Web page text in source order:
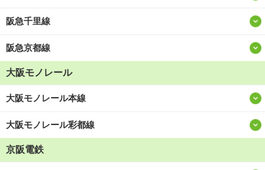
阪急千里線
阪急京都線
大阪モノレール
大阪モノレール本線
大阪モノレール彩都線
京阪電鉄